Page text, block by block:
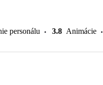
personálu 3.8 Animácie